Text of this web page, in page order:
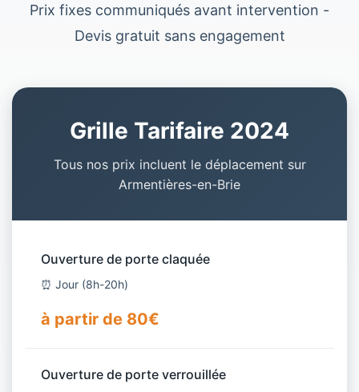
Prix fixes communiqués avant intervention -
Devis gratuit sans engagement
Grille Tarifaire 2024
Tous nos prix incluent le déplacement sur
Armentières-en-Brie
Ouverture de porte claquée
⏰ Jour (8h-20h)
à partir de 80€
Ouverture de porte verrouillée